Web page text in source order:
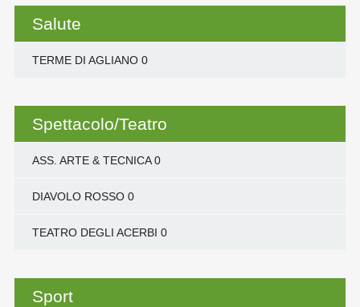
Salute
TERME DI AGLIANO0
Spettacolo/Teatro
ASS. ARTE & TECNICA0
DIAVOLO ROSSO0
TEATRO DEGLI ACERBI 0
Sport